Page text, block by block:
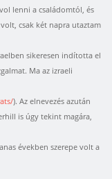
lenni a családomtól, és
csak két napra utaztam
sikeresen indította el
Ma az izraeli
). Az elnevezés azután
is úgy tekint magára,
években szerepe volt a